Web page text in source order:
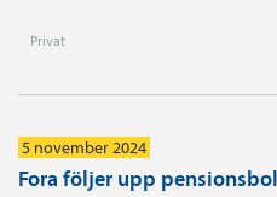
Privat
5 november 2024
Fora följer upp